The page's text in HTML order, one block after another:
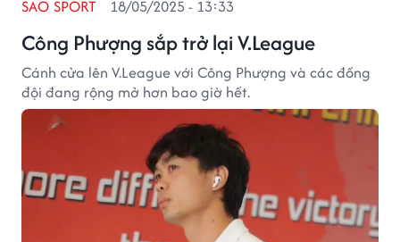
Công Phượng sắp trở lại V.League
SAO SPORT 18/05/2025 - 13:33
Cánh cửa lên V.League với Công Phượng và các đồng
đội đang rộng mở hơn bao giờ hết.